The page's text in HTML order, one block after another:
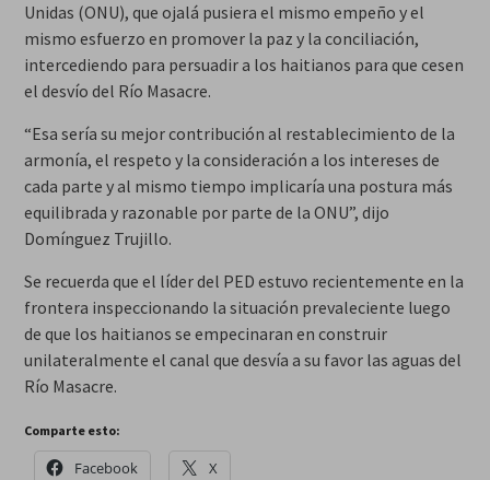
Unidas (ONU), que ojalá pusiera el mismo empeño y el
mismo esfuerzo en promover la paz y la conciliación,
intercediendo para persuadir a los haitianos para que cesen
el desvío del Río Masacre.
“Esa sería su mejor contribución al restablecimiento de la
armonía, el respeto y la consideración a los intereses de
cada parte y al mismo tiempo implicaría una postura más
equilibrada y razonable por parte de la ONU”, dijo
Domínguez Trujillo.
Se recuerda que el líder del PED estuvo recientemente en la
frontera inspeccionando la situación prevaleciente luego
de que los haitianos se empecinaran en construir
unilateralmente el canal que desvía a su favor las aguas del
Río Masacre.
Comparte esto:
Facebook X